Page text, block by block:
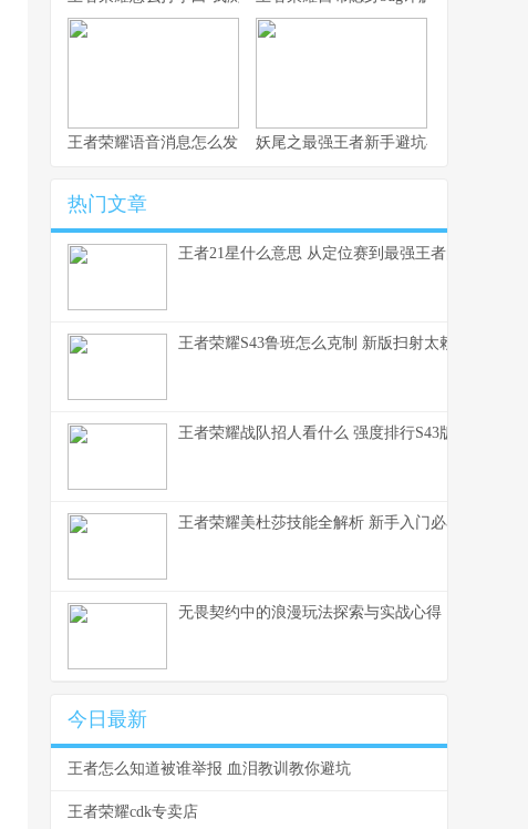
王者荣耀语音消息怎么发 这赛季S43的沟通优化细节你得知道
妖尾之最强王者新手避坑与实战心得
热门文章
王者21星什么意思 从定位赛到最强王者的段位全解
王者荣耀S43鲁班怎么克制 新版扫射太赖了这些英
王者荣耀战队招人看什么 强度排行S43版本上分密
王者荣耀美杜莎技能全解析 新手入门必看教学
无畏契约中的浪漫玩法探索与实战心得
今日最新
王者怎么知道被谁举报 血泪教训教你避坑
王者荣耀cdk专卖店